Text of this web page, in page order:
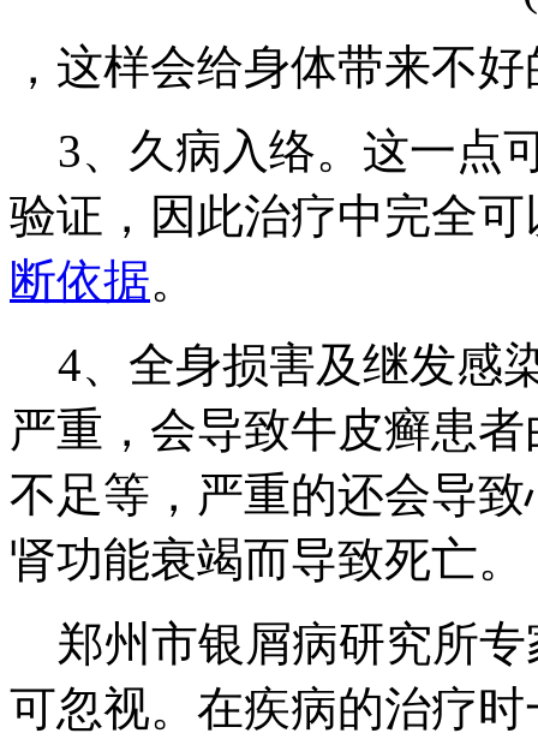
，这样会给身体带来不
3、久病入络。这一点
验证，因此治疗中完全
断依据。
4、全身损害及继发感
严重，会导致牛皮癣患
不足等，严重的还会导
肾功能衰竭而导致死亡。
郑州市银屑病研究所专
可忽视。在疾病的治疗